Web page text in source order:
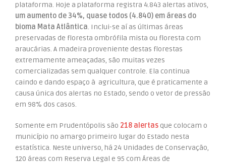
plataforma. Hoje a plataforma registra 4.843 alertas ativos,
um aumento de 34%, quase todos (4.840) em áreas do
bioma Mata Atlântica. Inclui-se aí as últimas áreas
preservadas de floresta ombrófila mista ou floresta com
araucárias. A madeira proveniente destas florestas
extremamente ameaçadas, são muitas vezes
comercializadas sem qualquer controle. Ela continua
caindo e dando espaço à agricultura, que é praticamente a
causa única dos alertas no Estado, sendo o vetor de pressão
em 98% dos casos.
Somente em Prudentópolis são 218 alertas que colocam o
município no amargo primeiro lugar do Estado nesta
estatística. Neste universo, há 24 Unidades de Conservação,
120 áreas com Reserva Legal e 95 com Áreas de